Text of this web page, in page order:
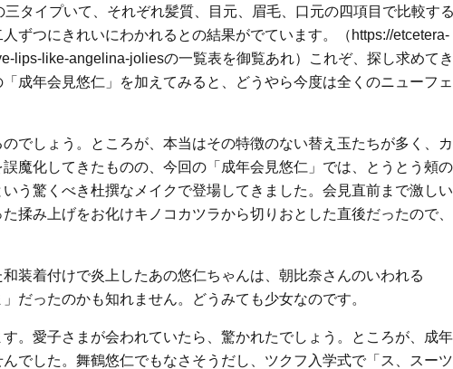
タイプいて、それぞれ髪質、目元、眉毛、口元の四項目で比較す
ずつにきれいにわかれるとの結果がでています。（https://etcetera-
lips-like-angelina-joliesの一覧表を御覧あれ）これぞ、探し求めてき
成年会見悠仁」を加えてみると、どうやら今度は全くのニューフェ
でしょう。ところが、本当はその特徴のない替え玉たちが多く、カ
魔化してきたものの、今回の「成年会見悠仁」では、とうとう頰の
う驚くべき杜撰なメイクで登場してきました。会見直前まで激しい
揉み上げをお化けキノコカツラから切りおとした直後だったので、
装着付けで炎上したあの悠仁ちゃんは、朝比奈さんのいわれる
だったのかも知れません。どうみても少女なのです。
。愛子さまが会われていたら、驚かれたでしょう。ところが、成年
でした。舞鶴悠仁でもなさそうだし、ツクフ入学式で「ス、スーツ